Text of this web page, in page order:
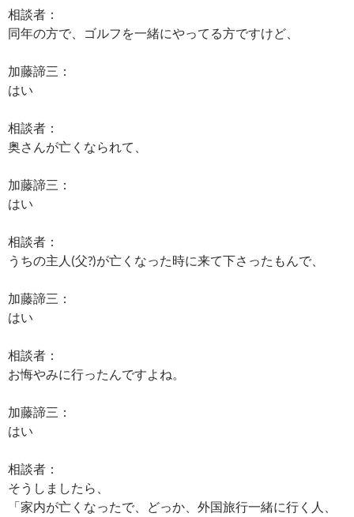
相談者：
同年の方で、ゴルフを一緒にやってる方ですけど、
加藤諦三：
はい
相談者：
奥さんが亡くなられて、
加藤諦三：
はい
相談者：
うちの主人(父?)が亡くなった時に来て下さったもんで、
加藤諦三：
はい
相談者：
お悔やみに行ったんですよね。
加藤諦三：
はい
相談者：
そうしましたら、
「家内が亡くなったで、どっか、外国旅行一緒に行く人、